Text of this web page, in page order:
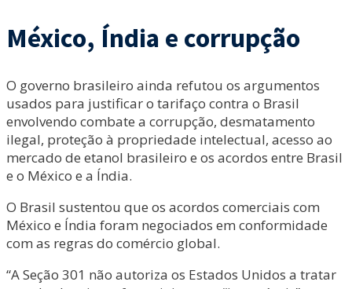
México, Índia e corrupção
O governo brasileiro ainda refutou os argumentos
usados para justificar o tarifaço contra o Brasil
envolvendo combate a corrupção, desmatamento
ilegal, proteção à propriedade intelectual, acesso ao
mercado de etanol brasileiro e os acordos entre Brasil
e o México e a Índia.
O Brasil sustentou que os acordos comerciais com
México e Índia foram negociados em conformidade
com as regras do comércio global.
“A Seção 301 não autoriza os Estados Unidos a tratar